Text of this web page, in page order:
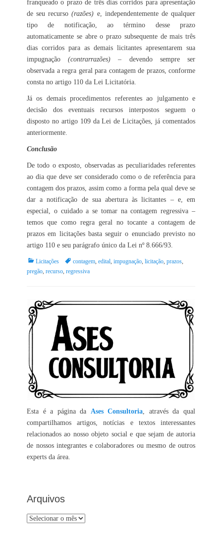
franqueado o prazo de três dias corridos para apresentação
de seu recurso(razões) e, independentemente de qualquer
tipo de notificação, ao término desse prazo
automaticamente se abre o prazo subsequente de mais três
dias corridos para as demais licitantes apresentarem sua
impugnação(contrarrazões) – devendo sempre ser
observada a regra geral para contagem de prazos, conforme
consta no artigo 110 da Lei Licitatória.
Já os demais procedimentos referentes ao julgamento e
decisão dos eventuais recursos interpostos seguem o
disposto no artigo 109 da Lei de Licitações, já comentados
anteriormente.
Conclusão
De todo o exposto, observadas as peculiaridades referentes
ao dia que deve ser considerado como o de referência para
contagem dos prazos, assim como a forma pela qual deve se
dar a notificação de sua abertura às licitantes – e, em
especial, o cuidado a se tomar na contagem regressiva –
temos que como regra geral no tocante a contagem de
prazos em licitações basta seguir o enunciado previsto no
artigo 110 e seu parágrafo único da Lei nº 8.666/93.
Categorias:
Licitações Tags:contagem, edital, impugnação, licitação, prazos,
pregão, recurso, regressiva
Esta é a página da Ases Consultoria , através da qual
compartilhamos artigos, notícias e textos interessantes
relacionados ao nosso objeto social e que sejam de autoria
de nossos integrantes e colaboradores ou mesmo de outros
experts da área.
Arquivos
Arquivos